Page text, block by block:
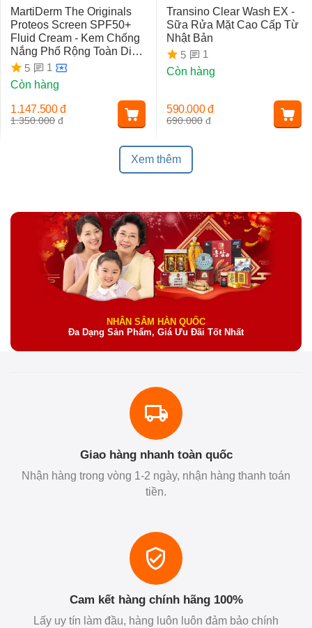
MartiDerm The Originals
Proteos Screen SPF50+
Fluid Cream - Kem Chống
Nắng Phổ Rộng Toàn Diện
Ngừa Lão Hóa, Nám Da
5
1
Còn hàng
1.350.000 đ
1.147.500 đ
Transino Clear Wash EX -
Sữa Rửa Mặt Cao Cấp Từ
Nhật Bản
5
1
Còn hàng
690.000 đ
590.000 đ
Xem thêm
NHÂN SÂM HÀN QUỐC
Đa Dạng Sản Phẩm, Giá Ưu Đãi Tốt Nhất
Giao hàng nhanh toàn quốc
Nhận hàng trong vòng 1-2 ngày, nhận hàng thanh toán
tiền.
Cam kết hàng chính hãng 100%
Lấy uy tín làm đầu, hàng luôn luôn đảm bảo chính